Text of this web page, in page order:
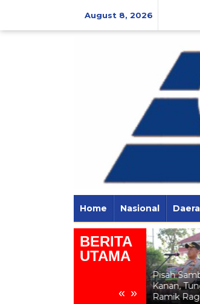
August 8, 2026
Home Nasional
BERITA
UTAMA
« »
KPU Way Kanan Gelar
Sosialisasi Pendidikan
Pemilih Berkelanjutan bagi
Pisah
Kanan,
Ramik